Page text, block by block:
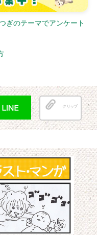
ぎのテーマでアンケート
クリップ